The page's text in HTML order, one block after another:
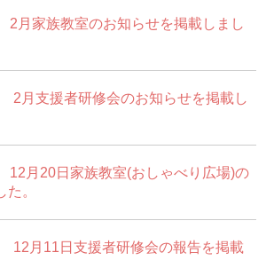
2月家族教室のお知らせを掲載しまし
2月支援者研修会のお知らせを掲載し
12月20日家族教室(おしゃべり広場)の
。
12月11日支援者研修会の報告を掲載